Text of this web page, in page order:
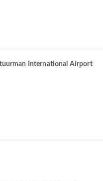
International Airport